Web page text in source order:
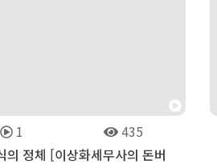
1
435
정체 [이상화세무사의 돈버